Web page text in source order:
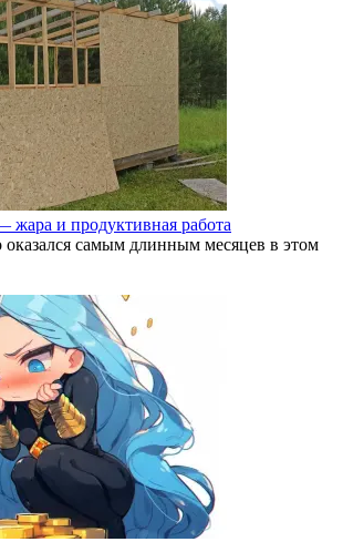
и продуктивная работа
самым длинным месяцев в этом